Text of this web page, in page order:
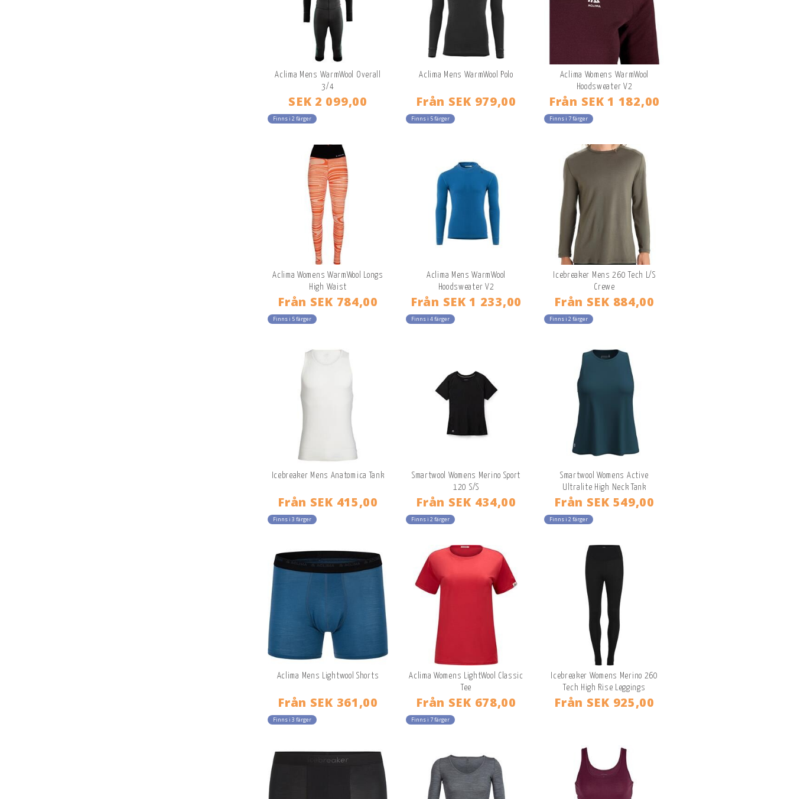
Aclima Mens WarmWool Overall
3/4
SEK 2 099,00
Finns i 2 färger
Aclima Mens WarmWool Polo
Från SEK 979,00
Finns i 5 färger
Aclima Womens WarmWool
Hoodsweater V2
Från SEK 1 182,00
Finns i 7 färger
Aclima Womens WarmWool Longs
High Waist
Från SEK 784,00
Finns i 5 färger
Aclima Mens WarmWool
Hoodsweater V2
Från SEK 1 233,00
Finns i 4 färger
Icebreaker Mens 260 Tech L/S
Crewe
Från SEK 884,00
Finns i 2 färger
Icebreaker Mens Anatomica Tank
Från SEK 415,00
Finns i 3 färger
Smartwool Womens Merino Sport
120 S/S
Från SEK 434,00
Finns i 2 färger
Smartwool Womens Active
Ultralite High Neck Tank
Från SEK 549,00
Finns i 2 färger
Aclima Mens Lightwool Shorts
Från SEK 361,00
Finns i 3 färger
Aclima Womens LightWool Classic
Tee
Från SEK 678,00
Finns i 7 färger
Icebreaker Womens Merino 260
Tech High Rise Leggings
Från SEK 925,00